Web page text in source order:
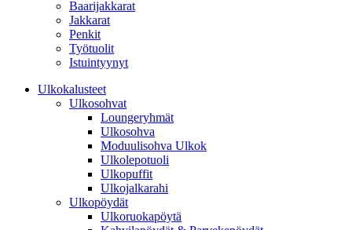
Baarijakkarat
Jakkarat
Penkit
Työtuolit
Istuintyynyt
Ulkokalusteet
Ulkosohvat
Loungeryhmät
Ulkosohva
Moduulisohva Ulkok
Ulkolepotuoli
Ulkopuffit
Ulkojalkarahi
Ulkopöydät
Ulkoruokapöytä